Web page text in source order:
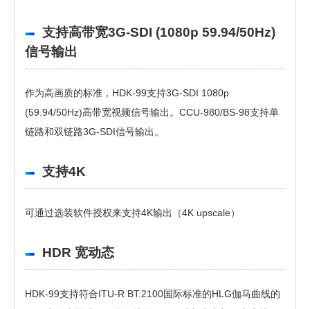
支持高带宽3G-SDI (1080p 59.94/50Hz)
信号输出
作为高画质的标准，HDK-99支持3G-SDI 1080p
(59.94/50Hz)高带宽视频信号输出。CCU-980/BS-98支持单
链路和双链路3G-SDI信号输出。
支持4K
可通过选装软件授权来支持4K输出（4K upscale）
HDR 宽动态
HDK-99支持符合ITU-R BT.2100国际标准的HLG伽马曲线的